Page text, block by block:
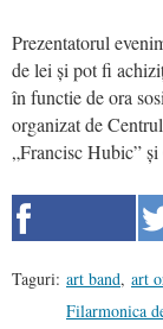
Prezentatorul
de lei și pot fi
în functie de ora
organizat de
„Francisc Hubic”
Taguri: art band, art
Filarmonica